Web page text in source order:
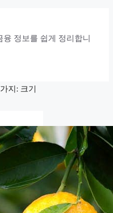
융 정보를 쉽게 정리합니
지: 크기